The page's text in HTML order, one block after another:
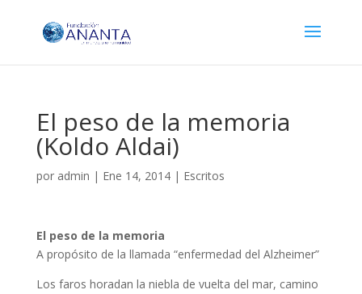
El peso de la memoria
(Koldo Aldai)
por admin | Ene 14, 2014| Escritos
El peso de la memoria
A propósito de la llamada “enfermedad del Alzheimer”
Los faros horadan la niebla de vuelta del mar, camino